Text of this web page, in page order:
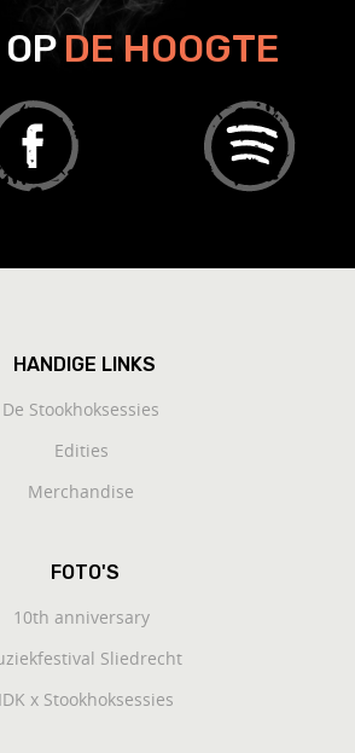
DE HOOGTE
HANDIGE LINKS
De Stookhoksessies
Edities
Merchandise
FOTO'S
10th anniversary
Sliedrecht
x Stookhoksessies